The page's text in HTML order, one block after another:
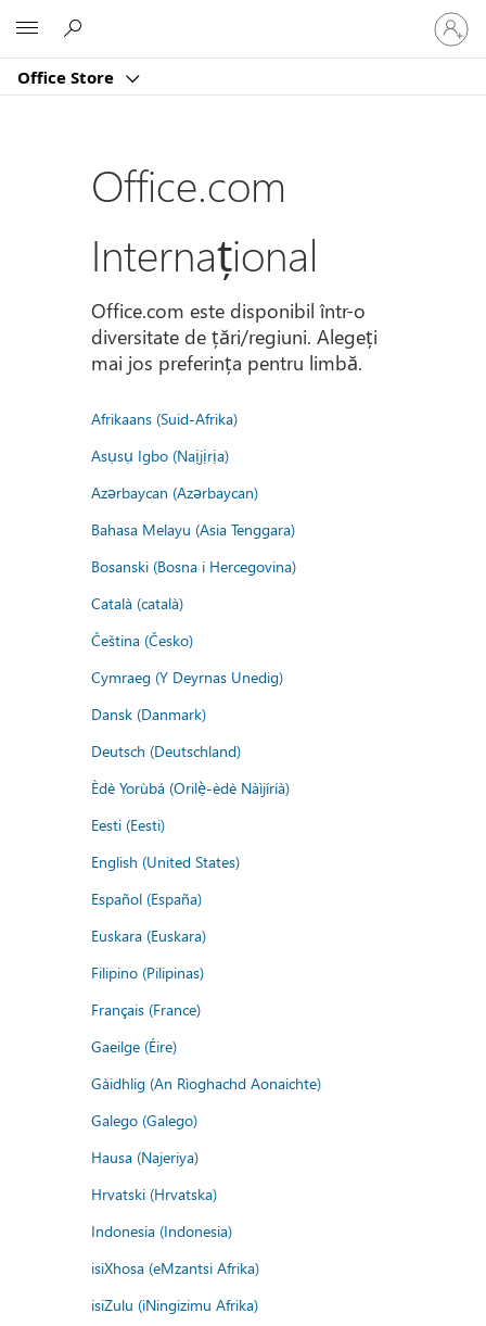
Office Store
vă
la
dvs.
Office.com
Internațional
Office.com este disponibil într-o
diversitate de țări/regiuni. Alegeți
mai jos preferința pentru limbă.
Afrikaans (Suid-Afrika)
Asụsụ Igbo (Naịjịrịa)
Azərbaycan (Azərbaycan)
Bahasa Melayu (Asia Tenggara)
Bosanski (Bosna i Hercegovina)
Català (català)
Čeština (Česko)
Cymraeg (Y Deyrnas Unedig)
Dansk (Danmark)
Deutsch (Deutschland)
Èdè Yorùbá (Orilẹ̀-èdè Nàìjíríà)
Eesti (Eesti)
English (United States)
Español (España)
Euskara (Euskara)
Filipino (Pilipinas)
Français (France)
Gaeilge (Éire)
Gàidhlig (An Rìoghachd Aonaichte)
Galego (Galego)
Hausa (Najeriya)
Hrvatski (Hrvatska)
Indonesia (Indonesia)
isiXhosa (eMzantsi Afrika)
isiZulu (iNingizimu Afrika)